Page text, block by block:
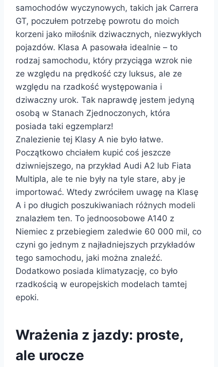
samochodów wyczynowych, takich jak Carrera
GT, poczułem potrzebę powrotu do moich
korzeni jako miłośnik dziwacznych, niezwykłych
pojazdów. Klasa A pasowała idealnie – to
rodzaj samochodu, który przyciąga wzrok nie
ze względu na prędkość czy luksus, ale ze
względu na rzadkość występowania i
dziwaczny urok. Tak naprawdę jestem jedyną
osobą w Stanach Zjednoczonych, która
posiada taki egzemplarz!
Znalezienie tej Klasy A nie było łatwe.
Początkowo chciałem kupić coś jeszcze
dziwniejszego, na przykład Audi A2 lub Fiata
Multipla, ale te nie były na tyle stare, aby je
importować. Wtedy zwróciłem uwagę na Klasę
A i po długich poszukiwaniach różnych modeli
znalazłem ten. To jednoosobowe A140 z
Niemiec z przebiegiem zaledwie 60 000 mil, co
czyni go jednym z najładniejszych przykładów
tego samochodu, jaki można znaleźć.
Dodatkowo posiada klimatyzację, co było
rzadkością w europejskich modelach tamtej
epoki.
Wrażenia z jazdy: proste,
ale urocze